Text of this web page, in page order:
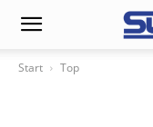
Start Top